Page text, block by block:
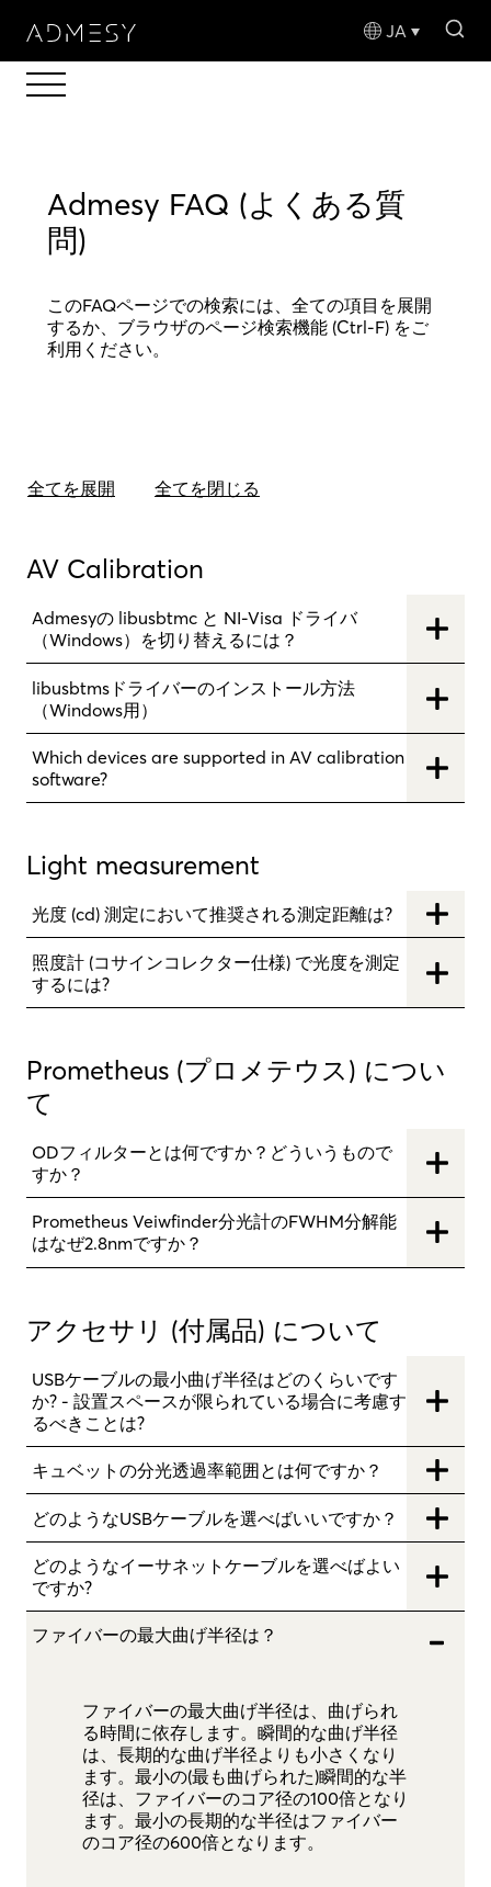
JA
Admesy FAQ (よくある質
問)
このFAQページでの検索には、全ての項目を展開
するか、ブラウザのページ検索機能 (Ctrl-F) をご
利用ください。
全てを展開 全てを閉じる
AV Calibration
Admesyの libusbtmc と NI-Visa ドライバ
（Windows）を切り替えるには？
libusbtmsドライバーのインストール方法
（Windows用）
Which devices are supported in AV calibration
software?
Light measurement
光度 (cd) 測定において推奨される測定距離は?
照度計 (コサインコレクター仕様) で光度を測定
するには?
Prometheus (プロメテウス) につい
て
ODフィルターとは何ですか？どういうもので
すか？
Prometheus Veiwfinder分光計のFWHM分解能
はなぜ2.8nmですか？
アクセサリ (付属品) について
USBケーブルの最小曲げ半径はどのくらいです
か? - 設置スペースが限られている場合に考慮す
るべきことは?
キュベットの分光透過率範囲とは何ですか？
どのようなUSBケーブルを選べばいいですか？
どのようなイーサネットケーブルを選べばよい
ですか?
ファイバーの最大曲げ半径は？
ファイバーの最大曲げ半径は、曲げられ
る時間に依存します。瞬間的な曲げ半径
は、長期的な曲げ半径よりも小さくなり
ます。最小の(最も曲げられた)瞬間的な半
径は、ファイバーのコア径の100倍となり
ます。最小の長期的な半径はファイバー
のコア径の600倍となります。